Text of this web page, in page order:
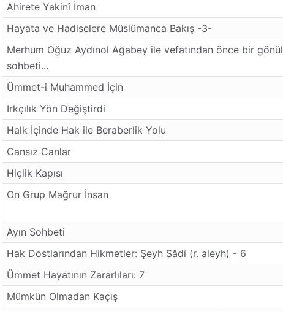
Ahirete Yakinî İman
Hayata ve Hadiselere Müslümanca Bakış -3-
Merhum Oğuz Aydınol Ağabey ile vefatından önce bir gönül
sohbeti...
Ümmet-i Muhammed İçin
Irkçılık Yön Değiştirdi
Halk İçinde Hak ile Beraberlik Yolu
Cansız Canlar
Hiçlik Kapısı
On Grup Mağrur İnsan
Ayın Sohbeti
Hak Dostlarından Hikmetler: Şeyh Sâdî (r. aleyh) - 6
Ümmet Hayatının Zararlıları: 7
Mümkün Olmadan Kaçış